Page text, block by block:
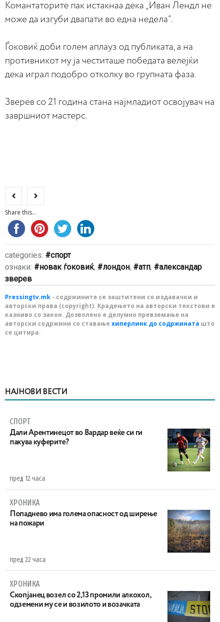
Комантаторите пак истакнаа дека „Иван Лендл не
може да изгуби двапати во една недела“.
Ѓоковиќ доби голем аплауз од публиката, а на
противникот му ја честиташе победата велејќи
дека играл подобро отколку во групната фаза.
Зверев со 21 година стана најмладиот освојувач на
завршниот мастерс.
Share this...
categories:
спорт
ознаки:
новак ѓоковиќ, лондон, атп,
александар
зверев
Pressingtv.mk - содржините се заштитени со издавачки и
авторски права (copyright). Крадењето на авторски текстови е
казниво со закон. Дозволено е делумно превземање на
авторски содржини со ставање хиперлинк до содржината што
се цитира.
НАЈНОВИ ВЕСТИ
СПОРТ
Дали Арентинецот во Вардар веќе си ги
пакува куферите?
пред 12 часа
ХРОНИКА
Попаднево има голема опасност од ширење
на пожари
пред 22 часа
ХРОНИКА
Скопјанец возел со 2,13 промили алкохол,
одземени му се и возилото и возачката